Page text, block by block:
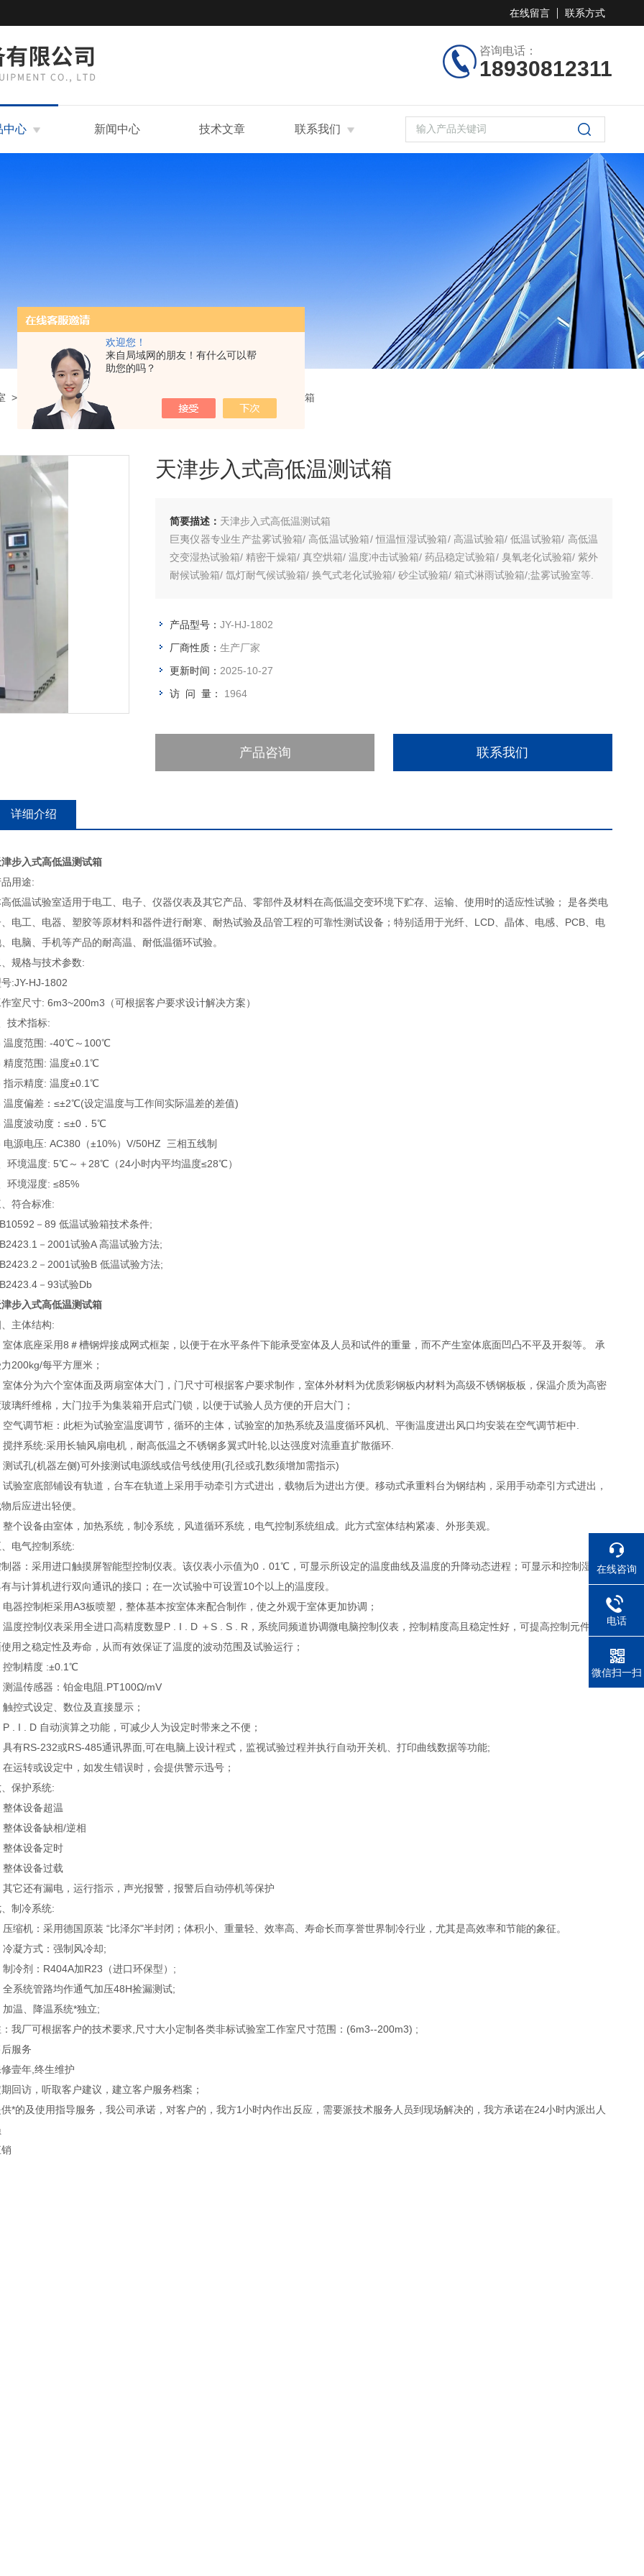
欢迎您！
来自局域网的朋友！有什么可以帮
助您的吗？
在线留言 联系方式
咨询电话：
18930812311
中心 新闻中心 技术文章 联系我们
> 大型步入式高低温实验室 > JY-HJ-1802天津步入式高低温测试箱
天津步入式高低温测试箱
简要描述： 天津步入式高低温测试箱
巨夷仪器专业生产盐雾试验箱/ 高低温试验箱/ 恒温恒湿试验箱/ 高温试验箱/ 低温试验箱/ 高低温
交变湿热试验箱/ 精密干燥箱/ 真空烘箱/ 温度冲击试验箱/ 药品稳定试验箱/ 臭氧老化试验箱/ 紫外
耐候试验箱/ 氙灯耐气候试验箱/ 换气式老化试验箱/ 砂尘试验箱/ 箱式淋雨试验箱/;盐雾试验室等.
产品型号： JY-HJ-1802
厂商性质： 生产厂家
更新时间： 2025-10-27
访 问 量： 1964
产品咨询 联系我们
详细介绍
津步入式高低温测试箱
品用途:
低温试验室适用于电工、电子、仪器仪表及其它产品、零部件及材料在高低温交变环境下贮存、运输、使用时的适应性试验； 是各类电
电工、电器、塑胶等原材料和器件进行耐寒、耐热试验及品管工程的可靠性测试设备；特别适用于光纤、LCD、晶体、电感、PCB、电
电脑、手机等产品的耐高温、耐低温循环试验。
、规格与技术参数:
:JY-HJ-1802
作室尺寸: 6m3~200m3（可根据客户要求设计解决方案）
技术指标:
温度范围: -40℃～100℃
精度范围: 温度±0.1℃
指示精度: 温度±0.1℃
温度偏差：≤±2℃(设定温度与工作间实际温差的差值)
温度波动度：≤±0．5℃
电源电压: AC380（±10%）V/50HZ 三相五线制
环境温度: 5℃～＋28℃（24小时内平均温度≤28℃）
环境湿度: ≤85%
、符合标准:
－89 低温试验箱技术条件;
－2001试验A 高温试验方法;
－2001试验B 低温试验方法;
－93试验Db
津步入式高低温测试箱
、主体结构:
室体底座采用8＃槽钢焊接成网式框架，以便于在水平条件下能承受室体及人员和试件的重量，而不产生室体底面凹凸不平及开裂等。 承
200kg/每平方厘米；
室体分为六个室体面及两扇室体大门，门尺寸可根据客户要求制作，室体外材料为优质彩钢板内材料为高级不锈钢板板，保温介质为高密
玻璃纤维棉，大门拉手为集装箱开启式门锁，以便于试验人员方便的开启大门；
空气调节柜：此柜为试验室温度调节，循环的主体，试验室的加热系统及温度循环风机、平衡温度进出风口均安装在空气调节柜中.
搅拌系统:采用长轴风扇电机，耐高低温之不锈钢多翼式叶轮,以达强度对流垂直扩散循环.
测试孔(机器左侧)可外接测试电源线或信号线使用(孔径或孔数须增加需指示)
试验室底部铺设有轨道，台车在轨道上采用手动牵引方式进出，载物后为进出方便。移动式承重料台为钢结构，采用手动牵引方式进出，
后应进出轻便。
整个设备由室体，加热系统，制冷系统，风道循环系统，电气控制系统组成。此方式室体结构紧凑、外形美观。
、电气控制系统:
器：采用进口触摸屏智能型控制仪表。该仪表小示值为0．01℃，可显示所设定的温度曲线及温度的升降动态进程；可显示和控制湿度；
与计算机进行双向通讯的接口；在一次试验中可设置10个以上的温度段。
电器控制柜采用A3板喷塑，整体基本按室体来配合制作，使之外观于室体更加协调；
温度控制仪表采用全进口高精度数显P . I . D ＋S . S . R，系统同频道协调微电脑控制仪表，控制精度高且稳定性好，可提高控制元件与界
用之稳定性及寿命，从而有效保证了温度的波动范围及试验运行；
控制精度 :±0.1℃
测温传感器：铂金电阻.PT100Ω/mV
触控式设定、数位及直接显示；
P . I . D 自动演算之功能，可减少人为设定时带来之不便；
具有RS-232或RS-485通讯界面,可在电脑上设计程式，监视试验过程并执行自动开关机、打印曲线数据等功能;
在运转或设定中，如发生错误时，会提供警示迅号；
保护系统:
整体设备超温
整体设备缺相/逆相
整体设备定时
整体设备过载
其它还有漏电，运行指示，声光报警，报警后自动停机等保护
制冷系统:
压缩机：采用德国原装 “比泽尔"半封闭；体积小、重量轻、效率高、寿命长而享誉世界制冷行业，尤其是高效率和节能的象征。
冷凝方式：强制风冷却;
制冷剂：R404A加R23（进口环保型）;
全系统管路均作通气加压48H捡漏测试;
加温、降温系统*独立;
我厂可根据客户的技术要求,尺寸大小定制各类非标试验室工作室尺寸范围：(6m3--200m3) ;
服务
壹年,终生维护
期回访，听取客户建议，建立客户服务档案；
*的及使用指导服务，我公司承诺，对客户的，我方1小时内作出反应，需要派技术服务人员到现场解决的，我方承诺在24小时内派出人
在线咨询
电话
微信扫一扫